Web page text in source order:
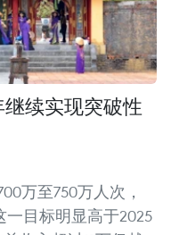
续实现突破性
万至750万人次，
一目标明显高于2025